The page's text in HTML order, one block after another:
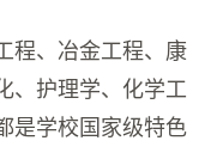
程、冶金工程、康
、护理学、化学工
是学校国家级特色